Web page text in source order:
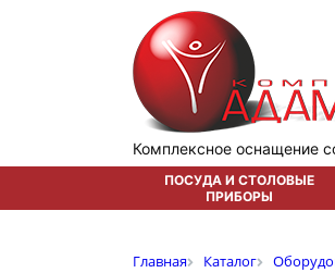
Комплексное оснащение
ПОСУДА И СТОЛОВЫЕ
ПРИБОРЫ
Главная Каталог